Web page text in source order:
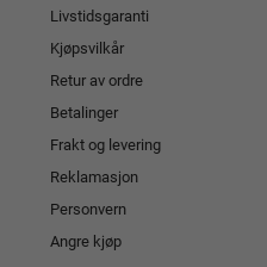
Livstidsgaranti
Kjøpsvilkår
Retur av ordre
Betalinger
Frakt og levering
Reklamasjon
Personvern
Angre kjøp